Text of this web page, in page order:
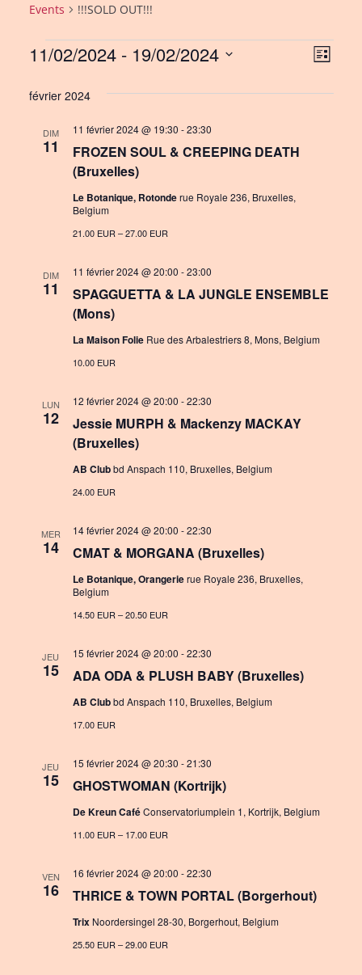
Events !!!SOLD OUT!!!
Events
V
a
E
s
L
s
11/02/2024 - 19/02/2024
e
février 2024
DIM
11
FROZEN SOUL & CREEPING DEATH
(Bruxelles)
11 février 2024 @ 19:30 -23:30
Le Botanique, Rotonderue Royale 236, Bruxelles,
Belgium
21.00 EUR – 27.00 EUR
DIM
11
SPAGGUETTA & LA JUNGLE ENSEMBLE
(Mons)
11 février 2024 @ 20:00 -23:00
La Maison Folie Rue des Arbalestriers 8, Mons, Belgium
10.00 EUR
LUN
12
Jessie MURPH & Mackenzy MACKAY
(Bruxelles)
12 février 2024 @ 20:00 -22:30
AB Clubbd Anspach 110, Bruxelles, Belgium
24.00 EUR
MER
14 CMAT & MORGANA (Bruxelles)
14 février 2024 @ 20:00 -22:30
Le Botanique, Orangerierue Royale 236, Bruxelles,
Belgium
14.50 EUR – 20.50 EUR
JEU
15 ADA ODA & PLUSH BABY (Bruxelles)
15 février 2024 @ 20:00 -22:30
AB Clubbd Anspach 110, Bruxelles, Belgium
17.00 EUR
JEU
15 GHOSTWOMAN (Kortrijk)
15 février 2024 @ 20:30 -21:30
De Kreun CaféConservatoriumplein 1, Kortrijk, Belgium
11.00 EUR – 17.00 EUR
VEN
16 THRICE & TOWN PORTAL (Borgerhout)
16 février 2024 @ 20:00 -22:30
Trix Noordersingel 28-30, Borgerhout, Belgium
25.50 EUR – 29.00 EUR